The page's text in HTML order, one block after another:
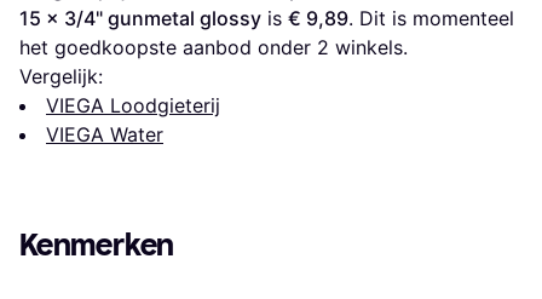
15 x 3/4" gunmetal glossy is € 9,89. Dit is momenteel
het goedkoopste aanbod onder 2 winkels.
Vergelijk:
VIEGA Loodgieterij
VIEGA Water
Kenmerken